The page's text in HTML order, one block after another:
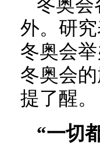
冬奥会
外。研
冬奥会
冬奥会
提了醒。
“一切